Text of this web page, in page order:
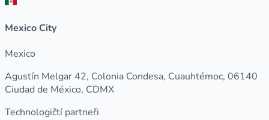
Mexico City
Mexico
Agustín Melgar 42, Colonia Condesa, Cuauhtémoc, 06140
Ciudad de México, CDMX
Technologičtí partneři